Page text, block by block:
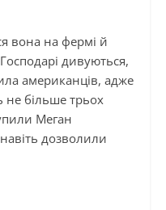
вона на фермі й
дивуються,
американців, адже
не більше трьох
Меган
дозволили